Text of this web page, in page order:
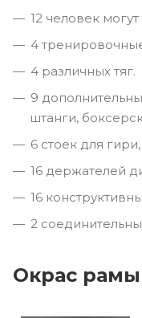
12 человек
4
4 различных тяг.
9
штанги,
6 стоек для
16 держателей
16
2
Окрас рамы